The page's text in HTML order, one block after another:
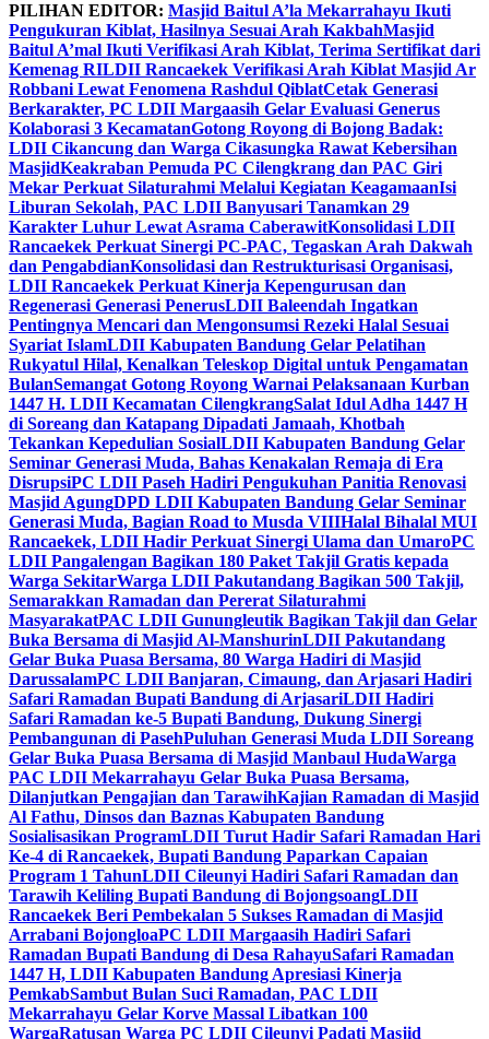
PILIHAN EDITOR: Masjid Baitul A’la Mekarrahayu Ikuti
Pengukuran Kiblat, Hasilnya Sesuai Arah KakbahMasjid
Baitul A’mal Ikuti Verifikasi Arah Kiblat, Terima Sertifikat dari
Kemenag RILDII Rancaekek Verifikasi Arah Kiblat Masjid Ar
Robbani Lewat Fenomena Rashdul QiblatCetak Generasi
Berkarakter, PC LDII Margaasih Gelar Evaluasi Generus
Kolaborasi 3 KecamatanGotong Royong di Bojong Badak:
LDII Cikancung dan Warga Cikasungka Rawat Kebersihan
MasjidKeakraban Pemuda PC Cilengkrang dan PAC Giri
Mekar Perkuat Silaturahmi Melalui Kegiatan KeagamaanIsi
Liburan Sekolah, PAC LDII Banyusari Tanamkan 29
Karakter Luhur Lewat Asrama CaberawitKonsolidasi LDII
Rancaekek Perkuat Sinergi PC-PAC, Tegaskan Arah Dakwah
dan PengabdianKonsolidasi dan Restrukturisasi Organisasi,
LDII Rancaekek Perkuat Kinerja Kepengurusan dan
Regenerasi Generasi PenerusLDII Baleendah Ingatkan
Pentingnya Mencari dan Mengonsumsi Rezeki Halal Sesuai
Syariat IslamLDII Kabupaten Bandung Gelar Pelatihan
Rukyatul Hilal, Kenalkan Teleskop Digital untuk Pengamatan
BulanSemangat Gotong Royong Warnai Pelaksanaan Kurban
1447 H. LDII Kecamatan CilengkrangSalat Idul Adha 1447 H
di Soreang dan Katapang Dipadati Jamaah, Khotbah
Tekankan Kepedulian SosialLDII Kabupaten Bandung Gelar
Seminar Generasi Muda, Bahas Kenakalan Remaja di Era
DisrupsiPC LDII Paseh Hadiri Pengukuhan Panitia Renovasi
Masjid AgungDPD LDII Kabupaten Bandung Gelar Seminar
Generasi Muda, Bagian Road to Musda VIIIHalal Bihalal MUI
Rancaekek, LDII Hadir Perkuat Sinergi Ulama dan UmaroPC
LDII Pangalengan Bagikan 180 Paket Takjil Gratis kepada
Warga SekitarWarga LDII Pakutandang Bagikan 500 Takjil,
Semarakkan Ramadan dan Pererat Silaturahmi
MasyarakatPAC LDII Gunungleutik Bagikan Takjil dan Gelar
Buka Bersama di Masjid Al-ManshurinLDII Pakutandang
Gelar Buka Puasa Bersama, 80 Warga Hadiri di Masjid
DarussalamPC LDII Banjaran, Cimaung, dan Arjasari Hadiri
Safari Ramadan Bupati Bandung di ArjasariLDII Hadiri
Safari Ramadan ke-5 Bupati Bandung, Dukung Sinergi
Pembangunan di PasehPuluhan Generasi Muda LDII Soreang
Gelar Buka Puasa Bersama di Masjid Manbaul HudaWarga
PAC LDII Mekarrahayu Gelar Buka Puasa Bersama,
Dilanjutkan Pengajian dan TarawihKajian Ramadan di Masjid
Al Fathu, Dinsos dan Baznas Kabupaten Bandung
Sosialisasikan ProgramLDII Turut Hadir Safari Ramadan Hari
Ke-4 di Rancaekek, Bupati Bandung Paparkan Capaian
Program 1 TahunLDII Cileunyi Hadiri Safari Ramadan dan
Tarawih Keliling Bupati Bandung di BojongsoangLDII
Rancaekek Beri Pembekalan 5 Sukses Ramadan di Masjid
Arrabani BojongloaPC LDII Margaasih Hadiri Safari
Ramadan Bupati Bandung di Desa RahayuSafari Ramadan
1447 H, LDII Kabupaten Bandung Apresiasi Kinerja
PemkabSambut Bulan Suci Ramadan, PAC LDII
Mekarrahayu Gelar Korve Massal Libatkan 100
WargaRatusan Warga PC LDII Cileunyi Padati Masjid